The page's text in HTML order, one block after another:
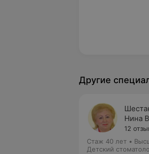
Другие
Нина
12
Стаж 40 лет •
Детский